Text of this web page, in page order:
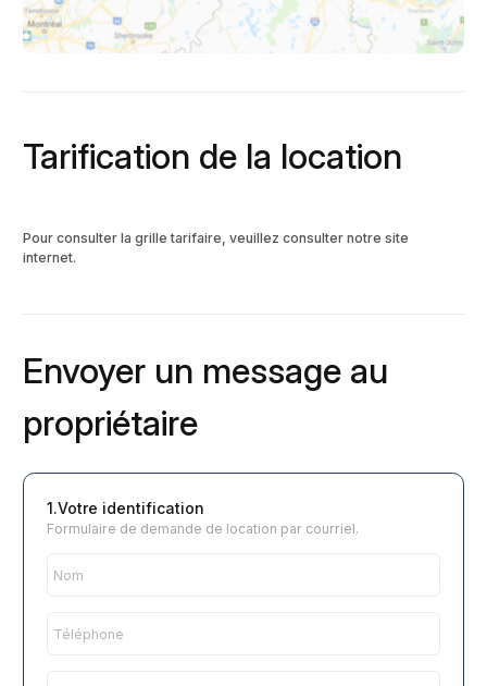
Envoyer un message au
propriétaire
Formulaire de demande de location par courriel.
1.Votre identification
Tarification de la location
Pour consulter la grille tarifaire, veuillez consulter notre site
internet.